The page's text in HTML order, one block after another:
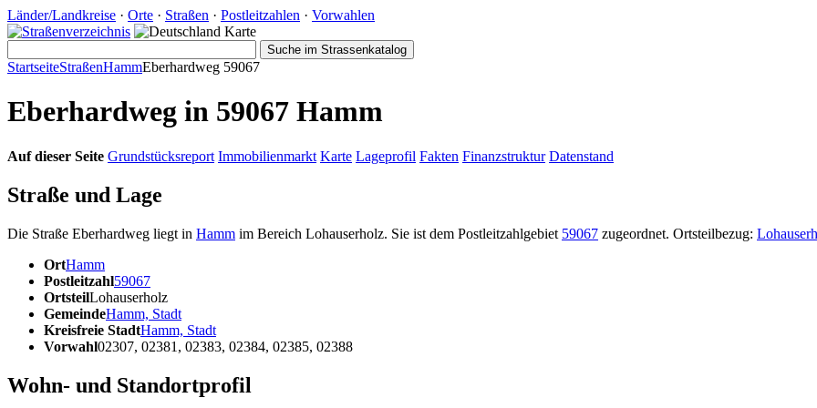
Länder/Landkreise · Orte · Straßen · Postleitzahlen · Vorwahlen
StartseiteStraßenHammEberhardweg 59067
Eberhardweg in 59067 Hamm
Auf dieser Seite Grundstücksreport Immobilienmarkt Karte Lageprofil Fakten Finanzstruktur Datenstand
Straße und Lage
Die Straße Eberhardweg liegt in Hamm im Bereich Lohauserholz. Sie ist dem Postleitzahlgebiet 59067 zugeordnet. Ortsteilbezug:
OrtHamm
Postleitzahl59067
OrtsteilLohauserholz
GemeindeHamm, Stadt
Kreisfreie StadtHamm, Stadt
Vorwahl02307, 02381, 02383, 02384, 02385, 02388
Wohn- und Standortprofil